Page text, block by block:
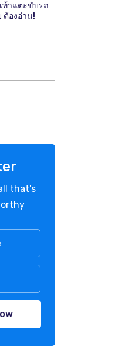
ท้าแตะขับรถ
ต้องอ่าน!
that's